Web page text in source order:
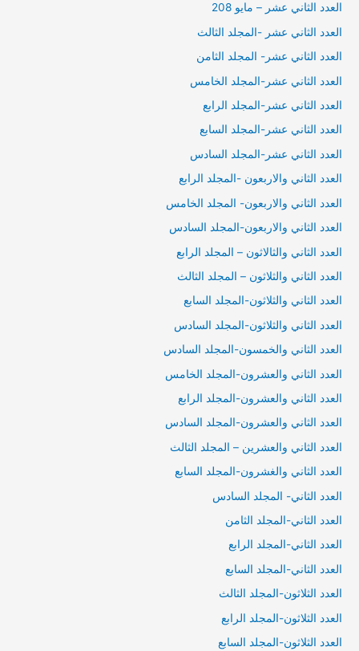
العدد الثاني عشر – مايو 208
العدد الثاني عشر -المجلد الثالث
العدد الثاني عشر- المجلد الثامن
العدد الثاني عشر-المجلد الخامس
العدد الثاني عشر-المجلد الرابع
العدد الثاني عشر-المجلد السابع
العدد الثاني عشر-المجلد السادس
العدد الثاني والاربعون -المجلد الرابع
العدد الثاني والاربعون- المجلد الخامس
العدد الثاني والاربعون-المجلد السادس
العدد الثاني والثالاثون – المجلد الرابع
العدد الثاني والثلاثون – المجلد الثالث
العدد الثاني والثلاثون-المجلد السابع
العدد الثاني والثلاثون-المجلد السادس
العدد الثاني والخمسون-المجلد السادس
العدد الثاني والعشرون-المجلد الخامس
العدد الثاني والعشرون-المجلد الرابع
العدد الثاني والعشرون-المجلد السادس
العدد الثاني والعشرين – المجلد الثالث
العدد الثاني والغشرون-المجلد السابع
العدد الثاني- المجلد السادس
العدد الثاني-المجلد الثامن
العدد الثاني-المجلد الرابع
العدد الثاني-المجلد السابع
العدد الثلاثون-المجلد الثالث
العدد الثلاثون-المجلد الرابع
العدد الثلاثون-المجلد السابع